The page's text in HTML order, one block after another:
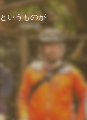
いうものが